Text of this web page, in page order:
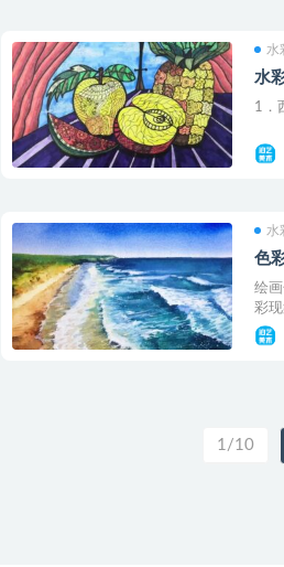
水
水
1．
水
色
绘
彩现
1/10